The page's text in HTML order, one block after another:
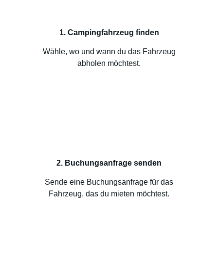
1. Campingfahrzeug finden
Wähle, wo und wann du das Fahrzeug
abholen möchtest.
2. Buchungsanfrage senden
Sende eine Buchungsanfrage für das
Fahrzeug, das du mieten möchtest.